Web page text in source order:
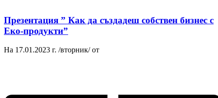
Презентация ” Как да създадеш собствен бизнес с
Еко-продукти”
На 17.01.2023 г. /вторник/ от